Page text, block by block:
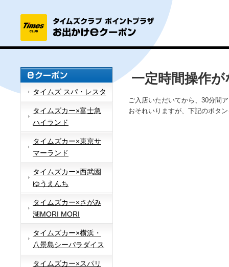
タイムズ スパ・レスタ
タイムズカー×富士急
ハイランド
タイムズカー×東京サ
マーランド
タイムズカー×西武園
ゆうえんち
タイムズカー×さがみ
湖MORI MORI
タイムズカー×横浜・
八景島シーパラダイス
タイムズカー×スパリ
一定時間操作
ご入店いただいてから、30分間
おそれいりますが、下記のボタ